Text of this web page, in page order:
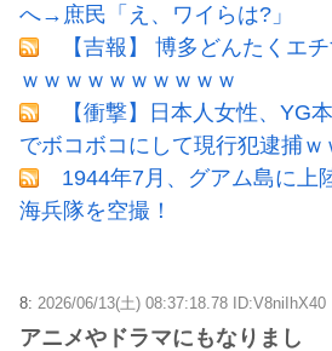
へ→庶民「え、ワイらは?」
【吉報】 博多どんたくエ
ｗｗｗｗｗｗｗｗｗｗ
【衝撃】日本人女性、YG
でボコボコにして現行犯逮捕ｗ
1944年7月、グアム島に上
海兵隊を空撮！
8: 2026/06/13(土) 08:37:18.78 ID:V8niIhX40
アニメやドラマにもなりまし